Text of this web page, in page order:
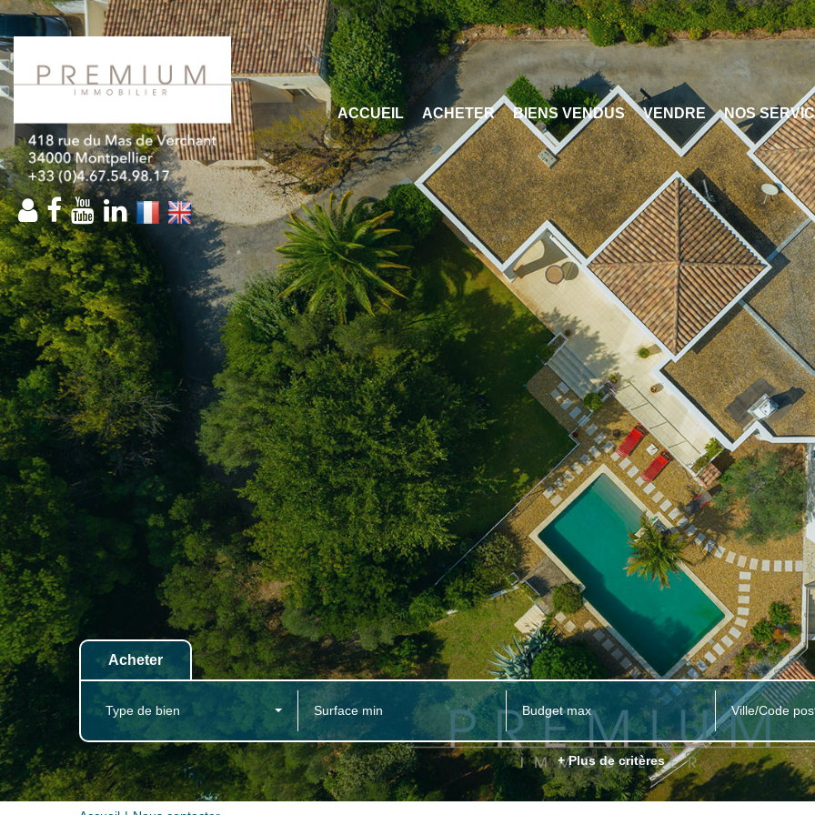
ACCUEIL ACHETER BIENS VENDUS VENDRE NOS
Acheter
Type de bien Ville/Code
+ Plus de critères